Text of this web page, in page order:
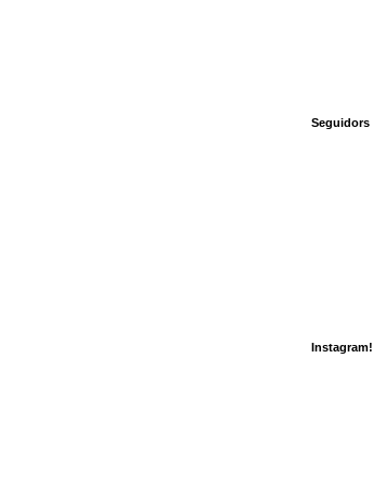
Seguidors
Instagram!